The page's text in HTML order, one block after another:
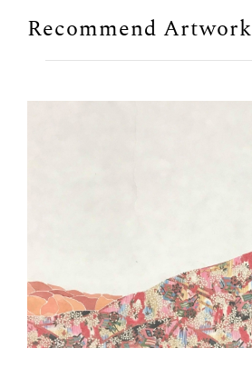
Recommend Artwork